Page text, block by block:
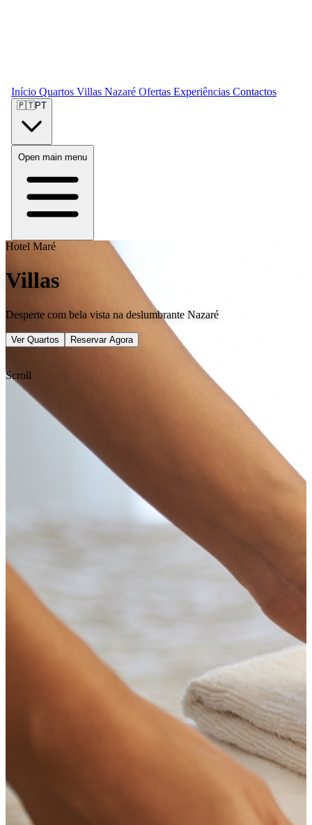
Início Quartos Villas Nazaré Ofertas Experiências Contactos
🇵🇹PT
Open main menu
Hotel Maré
Villas
Desperte com bela vista na deslumbrante Nazaré
Ver Quartos Reservar Agora
Scroll